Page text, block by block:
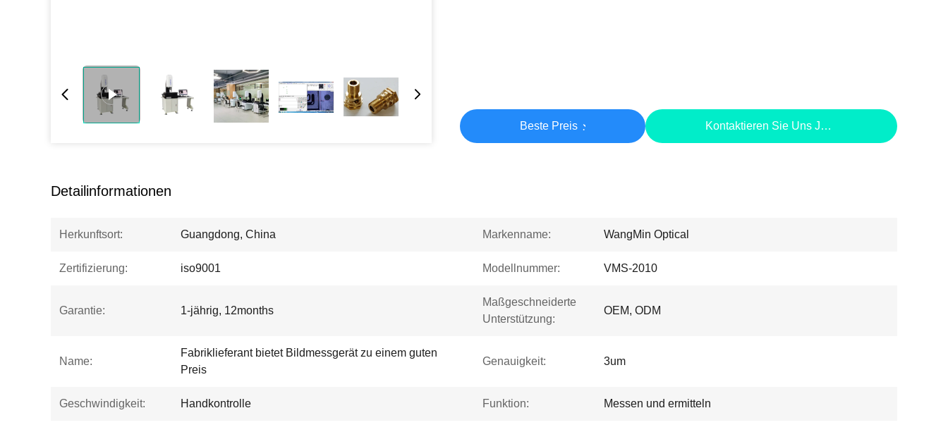
Beste Preis Kontaktieren Sie Uns Jetzt
Detailinformationen
Herkunftsort: Guangdong, China Markenname: WangMin Optical
Zertifizierung: iso9001 Modellnummer: VMS-2010
Garantie: 1-jährig, 12months
Maßgeschneiderte
Unterstützung:
OEM, ODM
Name:
Fabriklieferant bietet Bildmessgerät zu einem guten
Preis
Genauigkeit: 3um
Geschwindigkeit: Handkontrolle Funktion: Messen und ermitteln